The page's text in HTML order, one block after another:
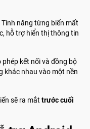
Tính năng từng biến mất
hỗ trợ hiển thị thông tin
phép kết nối và đồng bộ
khác nhau vào một nền
sẽ ra mắt trước cuối